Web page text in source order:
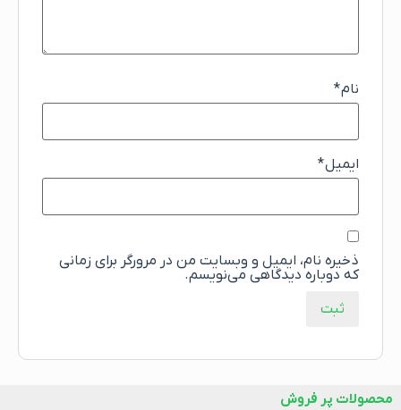
نام*
ایمیل*
ذخیره نام، ایمیل و وبسایت من در مرورگر برای زمانی
که دوباره دیدگاهی می‌نویسم.
محصولات پر فروش